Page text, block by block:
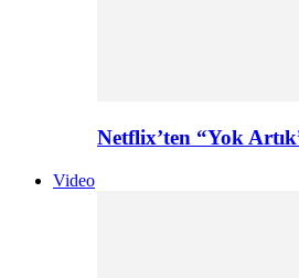
Netflix’ten “Yok
Video